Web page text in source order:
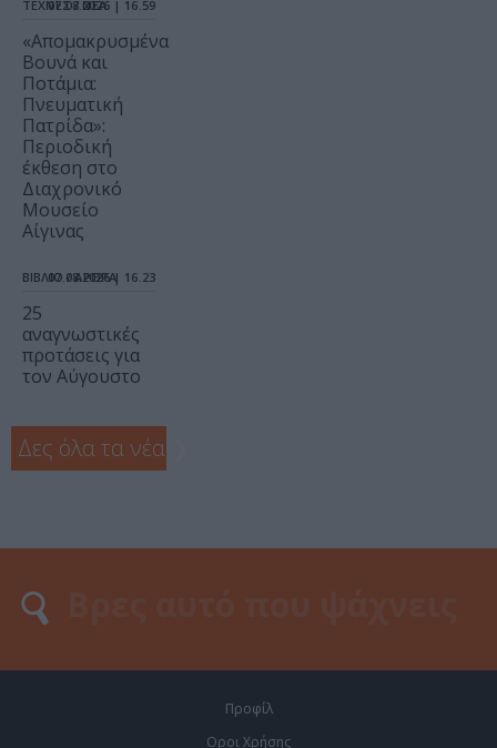
ΤΕΧΝΕΣ / ΝΕΑ
07.08.2026 | 16.59
«Απομακρυσμένα
Βουνά και
Ποτάμια:
Πνευματική
Πατρίδα»:
Περιοδική
έκθεση στο
Διαχρονικό
Μουσείο
Αίγινας
ΒΙΒΛΙΟ / ΑΡΘΡΑ
07.08.2026 | 16.23
25
αναγνωστικές
προτάσεις για
τον Αύγουστο
Δες όλα τα νέα
Προφίλ
Οροι Χρήσης